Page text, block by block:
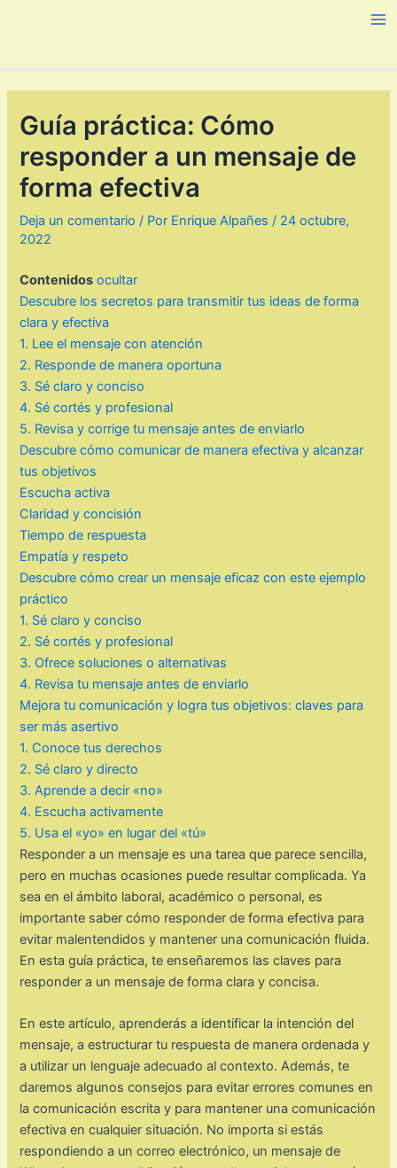
Guía práctica: Cómo
responder a un mensaje de
forma efectiva
Deja un comentario / Por Enrique Alpañes/ 24 octubre,
2022
Contenidos ocultar
Descubre los secretos para transmitir tus ideas de forma
clara y efectiva
1. Lee el mensaje con atención
2. Responde de manera oportuna
3. Sé claro y conciso
4. Sé cortés y profesional
5. Revisa y corrige tu mensaje antes de enviarlo
Descubre cómo comunicar de manera efectiva y alcanzar
tus objetivos
Escucha activa
Claridad y concisión
Tiempo de respuesta
Empatía y respeto
Descubre cómo crear un mensaje eficaz con este ejemplo
práctico
1. Sé claro y conciso
2. Sé cortés y profesional
3. Ofrece soluciones o alternativas
4. Revisa tu mensaje antes de enviarlo
Mejora tu comunicación y logra tus objetivos: claves para
ser más asertivo
1. Conoce tus derechos
2. Sé claro y directo
3. Aprende a decir «no»
4. Escucha activamente
5. Usa el «yo» en lugar del «tú»
Responder a un mensaje es una tarea que parece sencilla,
pero en muchas ocasiones puede resultar complicada. Ya
sea en el ámbito laboral, académico o personal, es
importante saber cómo responder de forma efectiva para
evitar malentendidos y mantener una comunicación fluida.
En esta guía práctica, te enseñaremos las claves para
responder a un mensaje de forma clara y concisa.
En este artículo, aprenderás a identificar la intención del
mensaje, a estructurar tu respuesta de manera ordenada y
a utilizar un lenguaje adecuado al contexto. Además, te
daremos algunos consejos para evitar errores comunes en
la comunicación escrita y para mantener una comunicación
efectiva en cualquier situación. No importa si estás
respondiendo a un correo electrónico, un mensaje de